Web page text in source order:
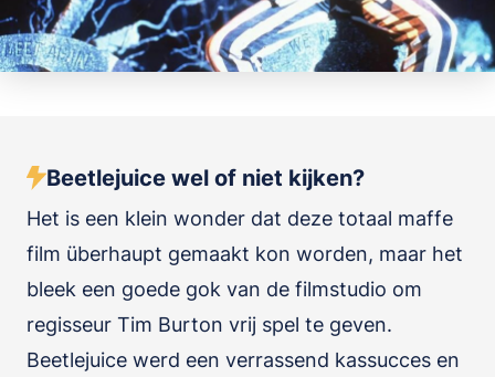
Beetlejuice wel of niet kijken?
Het is een klein wonder dat deze totaal maffe
film überhaupt gemaakt kon worden, maar het
bleek een goede gok van de filmstudio om
regisseur Tim Burton vrij spel te geven.
Beetlejuice werd een verrassend kassucces en